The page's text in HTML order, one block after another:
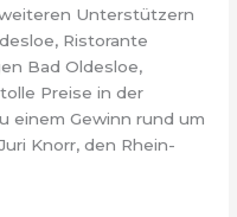
Unterstützern
Ristorante
Bad Oldesloe,
Preise in der
einem Gewinn rund um
Knorr, den Rhein-